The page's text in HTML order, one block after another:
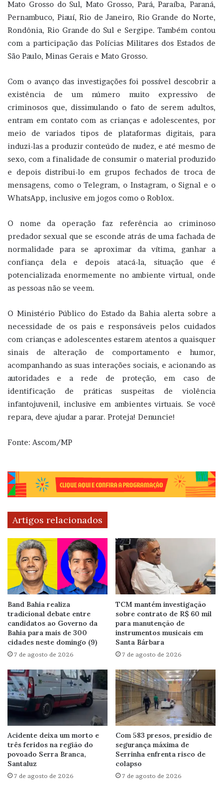
Mato Grosso do Sul, Mato Grosso, Pará, Paraíba, Paraná,
Pernambuco, Piauí, Rio de Janeiro, Rio Grande do Norte,
Rondônia, Rio Grande do Sul e Sergipe. Também contou
com a participação das Polícias Militares dos Estados de
São Paulo, Minas Gerais e Mato Grosso.
Com o avanço das investigações foi possível descobrir a
existência de um número muito expressivo de
criminosos que, dissimulando o fato de serem adultos,
entram em contato com as crianças e adolescentes, por
meio de variados tipos de plataformas digitais, para
induzi-las a produzir conteúdo de nudez, e até mesmo de
sexo, com a finalidade de consumir o material produzido
e depois distribui-lo em grupos fechados de troca de
mensagens, como o Telegram, o Instagram, o Signal e o
WhatsApp, inclusive em jogos como o Roblox.
O nome da operação faz referência ao criminoso
predador sexual que se esconde atrás de uma fachada de
normalidade para se aproximar da vítima, ganhar a
confiança dela e depois atacá-la, situação que é
potencializada enormemente no ambiente virtual, onde
as pessoas não se veem.
O Ministério Público do Estado da Bahia alerta sobre a
necessidade de os pais e responsáveis pelos cuidados
com crianças e adolescentes estarem atentos a quaisquer
sinais de alteração de comportamento e humor,
acompanhando as suas interações sociais, e acionando as
autoridades e a rede de proteção, em caso de
identificação de práticas suspeitas de violência
infantojuvenil, inclusive em ambientes virtuais. Se você
repara, deve ajudar a parar. Proteja! Denuncie!
Fonte: Ascom/MP
Artigos relacionados
Band Bahia realiza
tradicional debate entre
candidatos ao Governo da
Bahia para mais de 300
cidades neste domingo (9)
7 de agosto de 2026
TCM mantém investigação
sobre contrato de R$ 60 mil
para manutenção de
instrumentos musicais em
Santa Bárbara
7 de agosto de 2026
Acidente deixa um morto e
três feridos na região do
povoado Serra Branca,
Santaluz
7 de agosto de 2026
Com 583 presos, presídio de
segurança máxima de
Serrinha enfrenta risco de
colapso
7 de agosto de 2026